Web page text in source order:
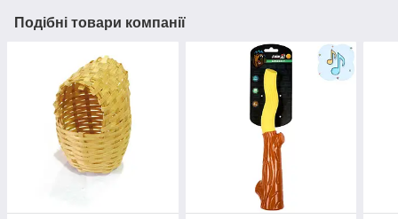
Подібні товари компанії